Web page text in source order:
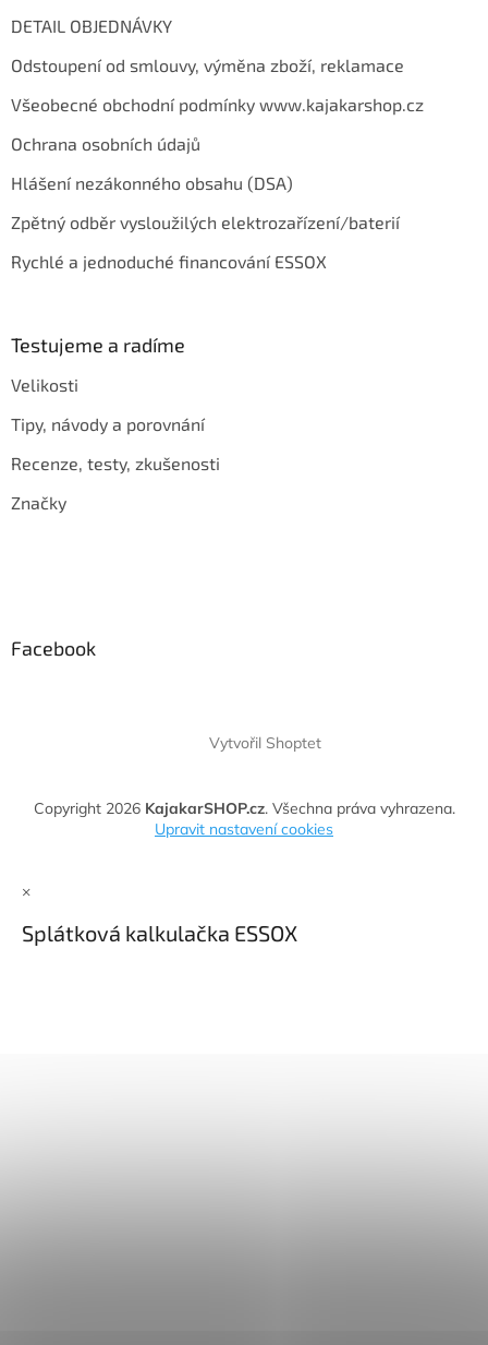
DETAIL OBJEDNÁVKY
Odstoupení od smlouvy, výměna zboží, reklamace
Všeobecné obchodní podmínky www.kajakarshop.cz
Ochrana osobních údajů
Hlášení nezákonného obsahu (DSA)
Zpětný odběr vysloužilých elektrozařízení/baterií
Rychlé a jednoduché financování ESSOX
Testujeme a radíme
Velikosti
Tipy, návody a porovnání
Recenze, testy, zkušenosti
Značky
Facebook
Vytvořil Shoptet
Copyright 2026 KajakarSHOP.cz. Všechna práva vyhrazena.
Upravit nastavení cookies
×
Splátková kalkulačka ESSOX